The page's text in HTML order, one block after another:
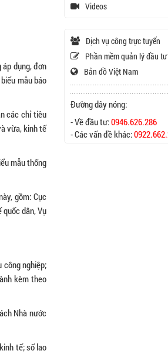
dụng, đơn
mẫu báo
các chỉ tiêu
vừa, kinh tế
mẫu thống
gồm: Cục
dân, Vụ
công nghiệp;
kèm theo
Nhà nước
tế; số lao
Videos
Dịch vụ công trực tuyến
Phần mềm quản lý đầu
Bản đồ Việt Nam
Đường dây nóng:
- Về đầu tư:0946.626.286
- Các vấn đề khác: